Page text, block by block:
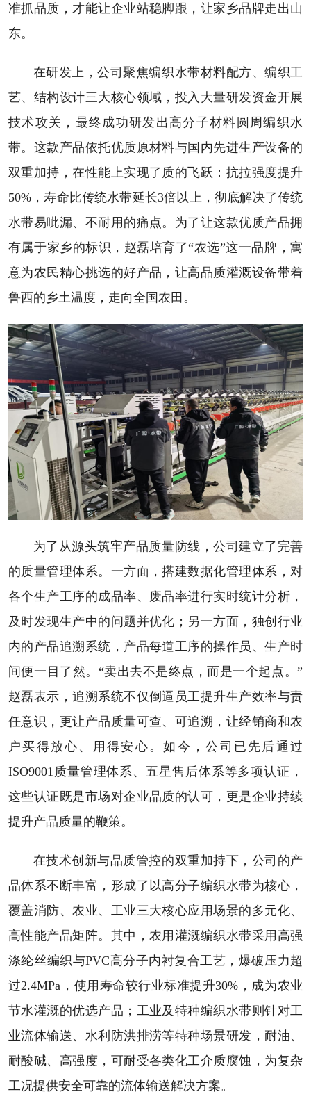
准抓品质，才能让企业站稳脚跟，让家乡品牌走出山
东。
在研发上，公司聚焦编织水带材料配方、编织工
艺、结构设计三大核心领域，投入大量研发资金开展
技术攻关，最终成功研发出高分子材料圆周编织水
带。这款产品依托优质原材料与国内先进生产设备的
双重加持，在性能上实现了质的飞跃：抗拉强度提升
50%，寿命比传统水带延长3倍以上，彻底解决了传统
水带易呲漏、不耐用的痛点。为了让这款优质产品拥
有属于家乡的标识，赵磊培育了“农选”这一品牌，寓
意为农民精心挑选的好产品，让高品质灌溉设备带着
鲁西的乡土温度，走向全国农田。
为了从源头筑牢产品质量防线，公司建立了完善
的质量管理体系。一方面，搭建数据化管理体系，对
各个生产工序的成品率、废品率进行实时统计分析，
及时发现生产中的问题并优化；另一方面，独创行业
内的产品追溯系统，产品每道工序的操作员、生产时
间便一目了然。“卖出去不是终点，而是一个起点。”
赵磊表示，追溯系统不仅倒逼员工提升生产效率与责
任意识，更让产品质量可查、可追溯，让经销商和农
户买得放心、用得安心。如今，公司已先后通过
ISO9001质量管理体系、五星售后体系等多项认证，
这些认证既是市场对企业品质的认可，更是企业持续
提升产品质量的鞭策。
在技术创新与品质管控的双重加持下，公司的产
品体系不断丰富，形成了以高分子编织水带为核心，
覆盖消防、农业、工业三大核心应用场景的多元化、
高性能产品矩阵。其中，农用灌溉编织水带采用高强
涤纶丝编织与PVC高分子内衬复合工艺，爆破压力超
过2.4MPa，使用寿命较行业标准提升30%，成为农业
节水灌溉的优选产品；工业及特种编织水带则针对工
业流体输送、水利防洪排涝等特种场景研发，耐油、
耐酸碱、高强度，可耐受各类化工介质腐蚀，为复杂
工况提供安全可靠的流体输送解决方案。